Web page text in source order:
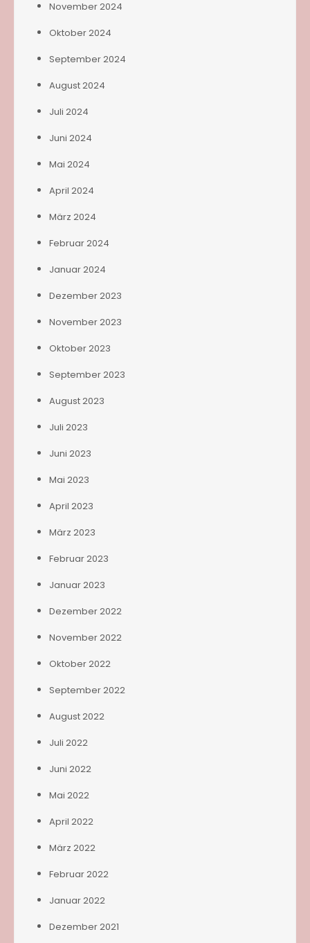
November 2024
Oktober 2024
September 2024
August 2024
Juli 2024
Juni 2024
Mai 2024
April 2024
März 2024
Februar 2024
Januar 2024
Dezember 2023
November 2023
Oktober 2023
September 2023
August 2023
Juli 2023
Juni 2023
Mai 2023
April 2023
März 2023
Februar 2023
Januar 2023
Dezember 2022
November 2022
Oktober 2022
September 2022
August 2022
Juli 2022
Juni 2022
Mai 2022
April 2022
März 2022
Februar 2022
Januar 2022
Dezember 2021